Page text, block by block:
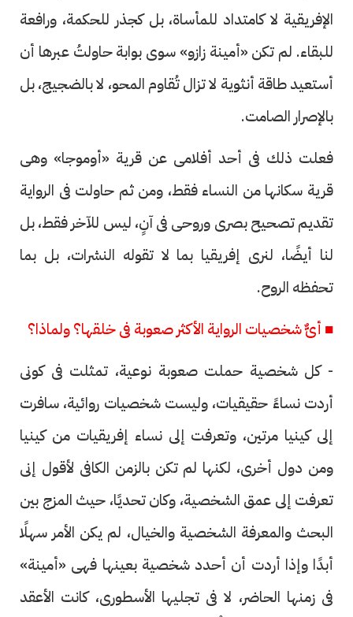
الإفريقية لا كامتداد للمأساة، بل كجذر للحكمة، ورافعة
للبقاء. لم تكن «أمينة زازو» سوى بوابة حاولتُ عبرها أن
أستعيد طاقة أنثوية لا تزال تُقاوم المحو، لا بالضجيج، بل
بالإصرار الصامت.
فعلت ذلك فى أحد أفلامى عن قرية «أوموجا» وهى
قرية سكانها من النساء فقط، ومن ثم حاولت فى الرواية
تقديم تصحيح بصرى وروحى فى آنٍ، ليس للآخر فقط، بل
لنا أيضًا، لنرى إفريقيا بما لا تقوله النشرات، بل بما
تحفظه الروح.
■ أىٌّ شخصيات الرواية الأكثر صعوبة فى خلقها؟ ولماذا؟
- كل شخصية حملت صعوبة نوعية، تمثلت فى كونى
أردت نساءً حقيقيات، وليست شخصيات روائية، سافرت
إلى كينيا مرتين، وتعرفت إلى نساء إفريقيات من كينيا
ومن دول أخرى، لكنها لم تكن بالزمن الكافى لأقول إنى
تعرفت إلى عمق الشخصية، وكان تحديًا، حيث المزج بين
البحث والمعرفة الشخصية والخيال، لم يكن الأمر سهلًا
أبدًا وإذا أردت أن أحدد شخصية بعينها فهى «أمينة»
فى زمنها الحاضر، لا فى تجليها الأسطورى، كانت الأعقد